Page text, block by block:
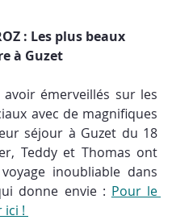
à Guzet
émerveillés sur les
avec de magnifiques
séjour à Guzet du 18
Teddy et Thomas ont
inoubliable dans
donne envie : Pour le
ici !